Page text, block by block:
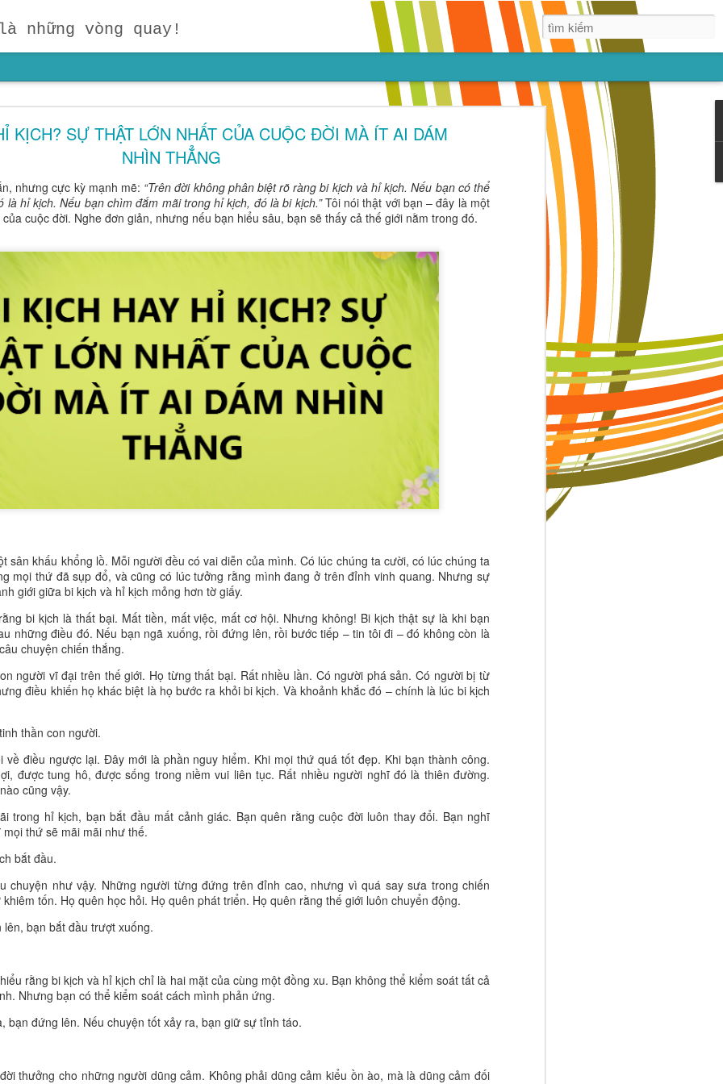
KỊCH? SỰ THẬT LỚN NHẤT CỦA CUỘC ĐỜI MÀ ÍT AI DÁM
NHÌN THẲNG
nhưng cực kỳ mạnh mẽ: “Trên đời không phân biệt rõ ràng bi kịch và hỉ kịch. Nếu bạn có thể
là hỉ kịch. Nếu bạn chìm đắm mãi trong hỉ kịch, đó là bi kịch.”Tôi nói thật với bạn – đây là một
cuộc đời. Nghe đơn giản, nhưng nếu bạn hiểu sâu, bạn sẽ thấy cả thế giới nằm trong đó.
sân khấu khổng lồ. Mỗi người đều có vai diễn của mình. Có lúc chúng ta cười, có lúc chúng ta
mọi thứ đã sụp đổ, và cũng có lúc tưởng rằng mình đang ở trên đỉnh vinh quang. Nhưng sự
giới giữa bi kịch và hỉ kịch mỏng hơn tờ giấy.
bi kịch là thất bại. Mất tiền, mất việc, mất cơ hội. Nhưng không! Bi kịch thật sự là khi bạn
những điều đó. Nếu bạn ngã xuống, rồi đứng lên, rồi bước tiếp – tin tôi đi – đó không còn là
chuyện chiến thắng.
người vĩ đại trên thế giới. Họ từng thất bại. Rất nhiều lần. Có người phá sản. Có người bị từ
điều khiến họ khác biệt là họ bước ra khỏi bi kịch. Và khoảnh khắc đó – chính là lúc bi kịch
thần con người.
về điều ngược lại. Đây mới là phần nguy hiểm. Khi mọi thứ quá tốt đẹp. Khi bạn thành công.
được tung hô, được sống trong niềm vui liên tục. Rất nhiều người nghĩ đó là thiên đường.
cũng vậy.
trong hỉ kịch, bạn bắt đầu mất cảnh giác. Bạn quên rằng cuộc đời luôn thay đổi. Bạn nghĩ
thứ sẽ mãi mãi như thế.
bắt đầu.
chuyện như vậy. Những người từng đứng trên đỉnh cao, nhưng vì quá say sưa trong chiến
tốn. Họ quên học hỏi. Họ quên phát triển. Họ quên rằng thế giới luôn chuyển động.
lên, bạn bắt đầu trượt xuống.
rằng bi kịch và hỉ kịch chỉ là hai mặt của cùng một đồng xu. Bạn không thể kiểm soát tất cả
Nhưng bạn có thể kiểm soát cách mình phản ứng.
bạn đứng lên. Nếu chuyện tốt xảy ra, bạn giữ sự tỉnh táo.
thưởng cho những người dũng cảm. Không phải dũng cảm kiểu ồn ào, mà là dũng cảm đối
những vòng quay!
Dẫn Đầu? Đừng Dạy Con Chạy Theo Người Khác,
Theo Đuổi Mục Tiêu Của Chính Mình
"Hãy nhắm vào mục tiêu của mình, chứ đừng nhắm vào
chỉ dành cho người trưởng thành, mà còn là kim chỉ nam cho giáo dục sớm trẻ
mình muốn gì sẽ luôn mạnh mẽ hơn một đứa trẻ chỉ biết so sánh với bạn bè.
con biết đọc, biết viết hay biết tính toán trước tuổi. Điều quan trọng hơn cả là
mục tiêu và nuôi dưỡng khát vọng ngay từ những năm đầu đời.
chưa từng có. Trẻ em được tiếp xúc với vô vàn thông tin, hình ảnh và những tiêu
mẹ không đồng hành, con rất dễ lớn lên trong tâm lý hơn thua, luôn muốn trở
phát triển những điểm mạnh của chính mình. Một đứa trẻ chỉ biết cạnh tranh sẽ
theo đuổi mục tiêu sẽ có sức bền để đi rất xa.
và quan trọng nhất. Mỗi lời động viên, mỗi cuốn sách được đọc cùng con, mỗi
đang âm thầm xây dựng nền móng cho nhân cách của trẻ. Khi cha mẹ hỏi con:
thay vì "Con được mấy điểm?", cha mẹ đang dạy con yêu việc học. Khi cha mẹ
kết quả, cha mẹ đang gieo vào con niềm tin rằng giá trị thật nằm ở sự nỗ lực.
sẽ biết tập trung vào mục tiêu thay vì bị cuốn theo những cám dỗ của cuộc
không đến từ việc đánh bại bạn bè, mà đến từ việc mỗi ngày đều vượt qua giới
những con người tạo nên giá trị lớn cho gia đình, cộng đồng và đất nước.
học mới dạy con định hướng tương lai. Đừng chờ đến khi con thất bại mới nói về
bằng những điều rất nhỏ: đọc sách cùng con, lắng nghe con, khuyến khích
cuộc sống và dạy con biết yêu thương, biết chịu trách nhiệm với lựa chọn của
điều khiến con tự hào không phải là đã vượt qua bao nhiêu người, mà là đã
mẹ từng gieo trồng từ thuở ấu thơ. Giáo dục sớm không tạo ra những đứa trẻ
là thành công bền vững mà mọi gia đình đều mong muốn.
Đăng16 hours ago bởi
Trung Shipper
Nhãn:trung shipper
Thêm nhận xét